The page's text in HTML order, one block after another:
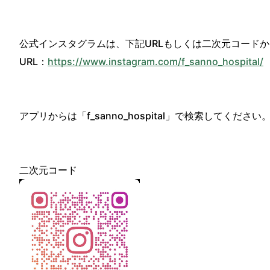
公式インスタグラムは、下記URLもしくは二次元コードか
URL： https://www.instagram.com/f_sanno_hospital/
アプリからは「f_sanno_hospital」で検索してください。
二次元コード